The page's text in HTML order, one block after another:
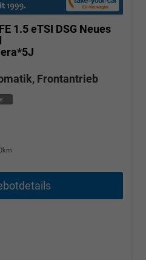
1.5 eTSI DSG Neues
Frontantrieb